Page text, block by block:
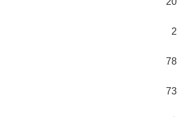
2
78
73